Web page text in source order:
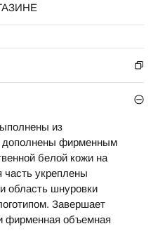
из
дополнены фирменным
белой кожи на
часть укреплены
область шнуровки
Завершает
фирменная объемная